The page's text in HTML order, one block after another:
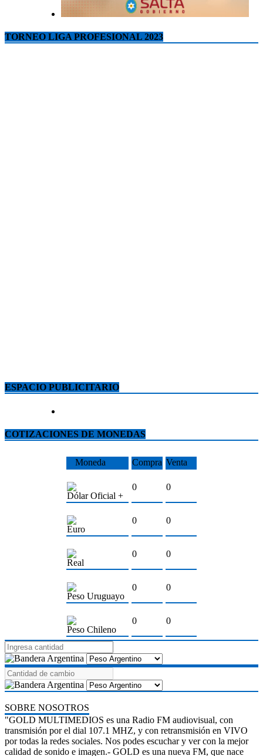
TORNEO LIGA PROFESIONAL 2023
ESPACIO PUBLICITARIO
COTIZACIONES DE MONEDAS
Moneda Compra Venta
Dólar Oficial +
0 0
Euro
0 0
Real
0 0
Peso Uruguayo
0 0
Peso Chileno
0 0
SOBRE NOSOTROS
"GOLD MULTIMEDIOS es una Radio FM audiovisual, con
transmisión por el dial 107.1 MHZ, y con retransmisión en VIVO
por todas la redes sociales. Nos podes escuchar y ver con la mejor
calidad de sonido e imagen.- GOLD es una nueva FM, que nace